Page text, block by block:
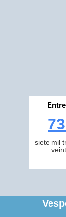
siete mil